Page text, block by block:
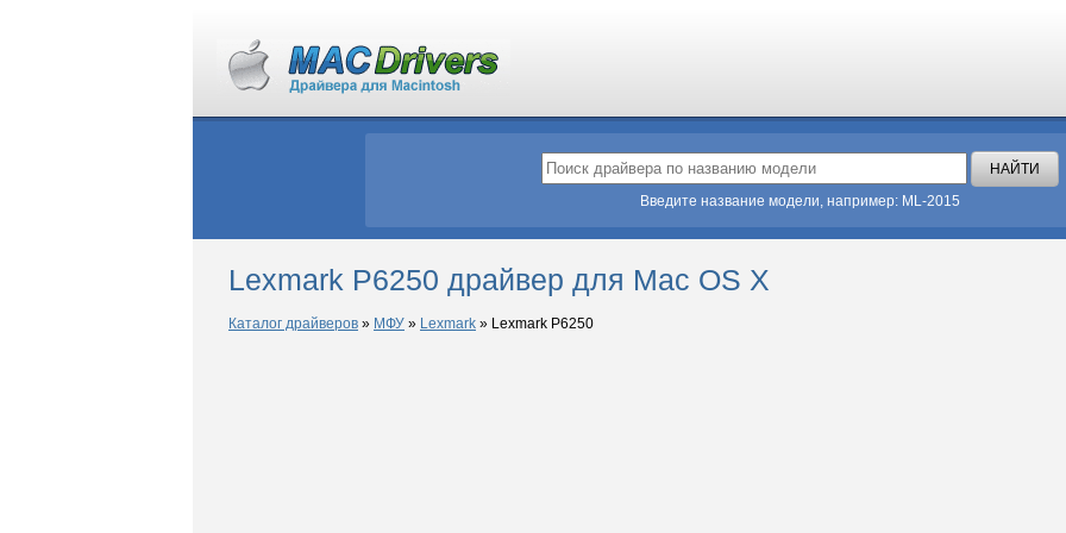
Введите название модели, например: ML-2015
Lexmark P6250 драйвер для Mac OS X
Каталог драйверов » МФУ » Lexmark » Lexmark P6250